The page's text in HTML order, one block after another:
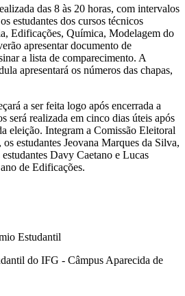
das 8 às 20 horas, com intervalos
estudantes dos cursos técnicos
Edificações, Química, Modelagem do
apresentar documento de
a lista de comparecimento. A
apresentará os números das chapas,
a ser feita logo após encerrada a
será realizada em cinco dias úteis após
eleição. Integram a Comissão Eleitoral
estudantes Jeovana Marques da Silva,
Davy Caetano e Lucas
de Edificações.
Estudantil
do IFG - Câmpus Aparecida de